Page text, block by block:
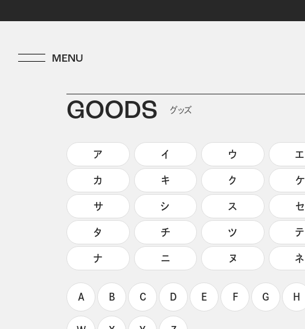
GOODS グッズ
ア イ ウ エ
カ キ ク ケ
サ シ ス セ
タ チ ツ テ
ナ ニ ヌ ネ
A B C D E F G H